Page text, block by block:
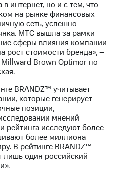
интернет, но и с тем, что
на рынке финансовых
сеть, успешно
МТС вышла за рамки
сферы влияния компании
рост стоимости бренда», –
Brown Optimor по
BRANDZ™ учитывает
которые генерирует
позиции,
мнений
рейтинга исследуют более
более миллиона
В рейтинге BRANDZ™
один российский